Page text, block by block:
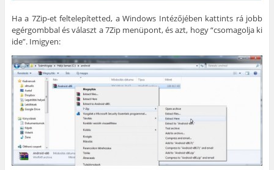
Ha a 7Zip-et feltelepítetted, a Windows Intézőjében kattints rá jobb
egérgombbal és választ a 7Zip menüpont, és azt, hogy “csomagolja ki
ide”. Imigyen: